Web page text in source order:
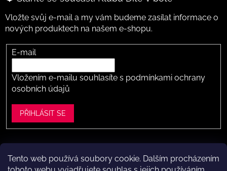
Tento web používá soubory cookie. Dalším procházením
Vložte svůj e-mail a my vám budeme zasílat informace o
nových produktech na našem e-shopu.
E-mail
Vložením e-mailu souhlasíte s podmínkami ochrany
osobních údajů
PŘIHLÁSIT SE
Vytvořil Shoptet